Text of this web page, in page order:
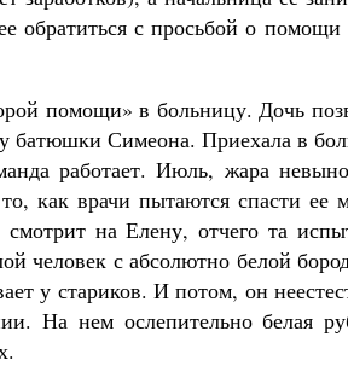
обратиться с просьбой о
помощи» в больницу. Дочь
батюшки Симеона. Приехала в
работает. Июль, жара
как врачи пытаются спасти ее
на Елену, отчего та
человек с абсолютно белой
у стариков. И потом, он
На нем ослепительно белая